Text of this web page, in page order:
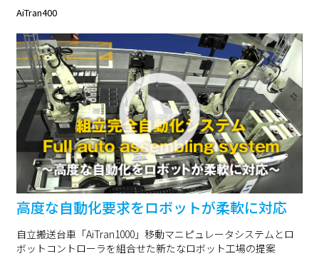
AiTran400
高度な自動化要求をロボットが柔軟に対応
自立搬送台車「AiTran1000」移動マニピュレータシステムとロ
ボットコントローラを組合せた新たなロボット工場の提案